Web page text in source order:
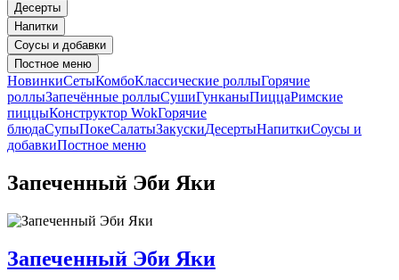
Десерты
Напитки
Соусы и добавки
Постное меню
НовинкиСетыКомбоКлассические роллыГорячие
роллыЗапечённые роллыСушиГунканыПиццаРимские
пиццыКонструктор WokГорячие
блюдаСупыПокеСалатыЗакускиДесертыНапиткиСоусы и
добавкиПостное меню
Запеченный Эби Яки
Запеченный Эби Яки